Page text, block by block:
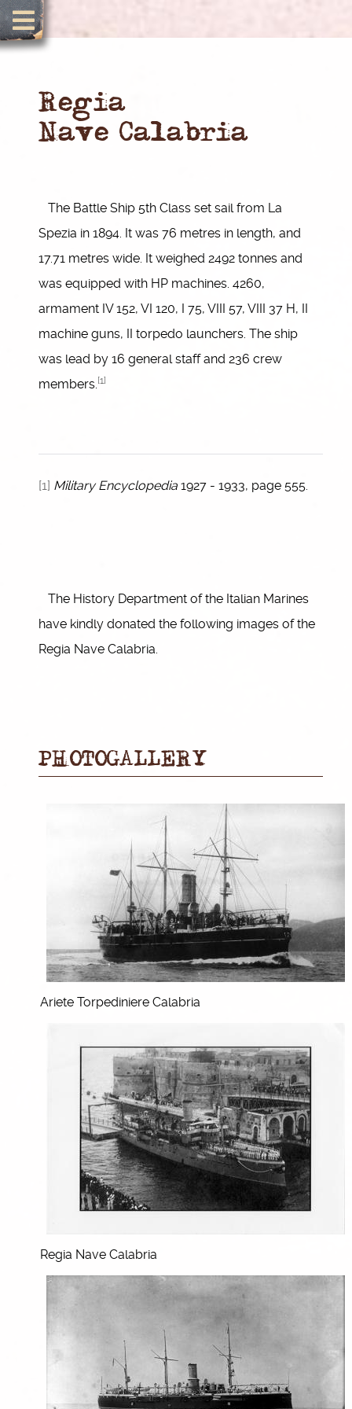
Regia
Nave Calabria
The Battle Ship 5th Class set sail from La
Spezia in 1894. It was 76 metres in length, and
17.71 metres wide. It weighed 2492 tonnes and
was equipped with HP machines. 4260,
armament IV 152, VI 120, I 75, VIII 57, VIII 37 H, II
machine guns, II torpedo launchers. The ship
was lead by 16 general staff and 236 crew
members.[1]
[1] Military Encyclopedia 1927 - 1933, page 555.
The History Department of the Italian Marines
have kindly donated the following images of the
Regia Nave Calabria.
PHOTOGALLERY
Ariete Torpediniere Calabria
Regia Nave Calabria